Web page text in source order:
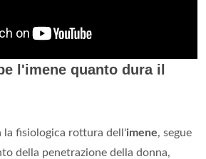
l'imene quanto dura il
la fisiologica rottura dell'imene, segue
della penetrazione della donna,